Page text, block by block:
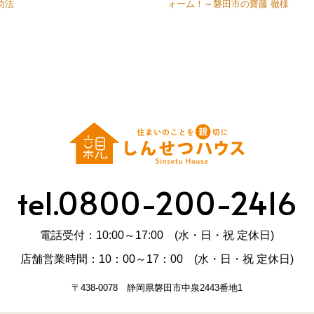
法
ォーム！～磐田市の齋藤 徹様
tel.0800-200-2416
電話受付：10:00～17:00 (水・日・祝 定休日)
店舗営業時間：10：00～17：00 (水・日・祝 定休日)
〒438-0078 静岡県磐田市中泉2443番地1